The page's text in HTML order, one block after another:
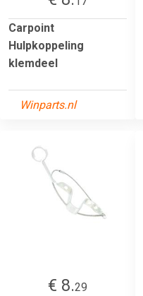
Carpoint
Hulpkoppeling
klemdeel
Winparts.nl
€ 8.29